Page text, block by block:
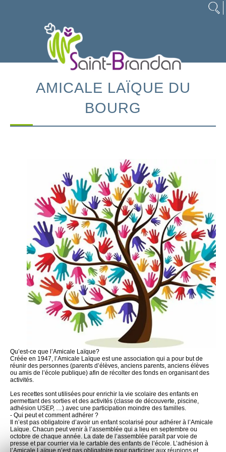
AMICALE LAÏQUE DU
BOURG
Qu’est-ce que l’Amicale Laïque?
Créée en 1947, l’Amicale Laïque est une association qui a pour but de
réunir des personnes (parents d’élèves, anciens parents, anciens élèves
ou amis de l’école publique) afin de récolter des fonds en organisant des
activités.
Les recettes sont utilisées pour enrichir la vie scolaire des enfants en
permettant des sorties et des activités (classe de découverte, piscine,
adhésion USEP, …) avec une participation moindre des familles.
- Qui peut et comment adhérer ?
Il n’est pas obligatoire d’avoir un enfant scolarisé pour adhérer à l’Amicale
Laïque. Chacun peut venir à l’assemblée qui a lieu en septembre ou
octobre de chaque année. La date de l’assemblée paraît par voie de
presse et par courrier via le cartable des enfants de l’école. L’adhésion à
l’Amicale Laïque n’est pas obligatoire pour participer aux réunions et